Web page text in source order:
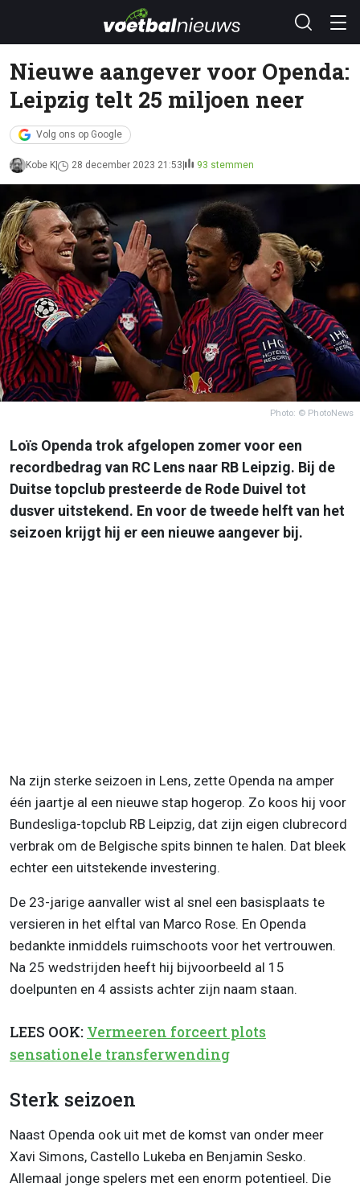
Nieuwe aangever voor Openda:
Leipzig telt 25 miljoen neer
Volg ons op Google
Kobe K 28 december 2023 21:53 93 stemmen
Photo: © PhotoNews
Loïs Openda trok afgelopen zomer voor een
recordbedrag van RC Lens naar RB Leipzig. Bij de
Duitse topclub presteerde de Rode Duivel tot
dusver uitstekend. En voor de tweede helft van het
seizoen krijgt hij er een nieuwe aangever bij.
Na zijn sterke seizoen in Lens, zette Openda na amper
één jaartje al een nieuwe stap hogerop. Zo koos hij voor
Bundesliga-topclub RB Leipzig, dat zijn eigen clubrecord
verbrak om de Belgische spits binnen te halen. Dat bleek
echter een uitstekende investering.
De 23-jarige aanvaller wist al snel een basisplaats te
versieren in het elftal van Marco Rose. En Openda
bedankte inmiddels ruimschoots voor het vertrouwen.
Na 25 wedstrijden heeft hij bijvoorbeeld al 15
doelpunten en 4 assists achter zijn naam staan.
LEES OOK: Vermeeren forceert plots
sensationele transferwending
Sterk seizoen
Naast Openda ook uit met de komst van onder meer
Xavi Simons, Castello Lukeba en Benjamin Sesko.
Allemaal jonge spelers met een enorm potentieel. Die